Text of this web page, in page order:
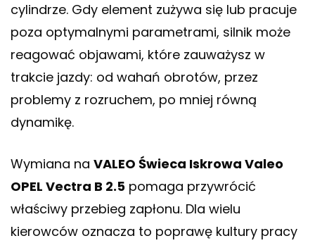
cylindrze. Gdy element zużywa się lub pracuje
poza optymalnymi parametrami, silnik może
reagować objawami, które zauważysz w
trakcie jazdy: od wahań obrotów, przez
problemy z rozruchem, po mniej równą
dynamikę.
Wymiana na VALEO Świeca Iskrowa Valeo
OPEL Vectra B 2.5 pomaga przywrócić
właściwy przebieg zapłonu. Dla wielu
kierowców oznacza to poprawę kultury pracy